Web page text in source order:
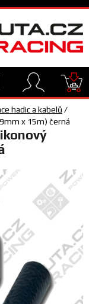
hadic a kabelů /
x 15m) černá